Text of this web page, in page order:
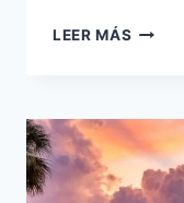
LEER MÁS
GUÍA